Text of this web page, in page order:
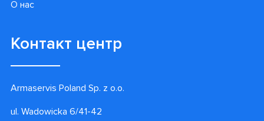
О нас
Контакт центр
Armaservis Poland Sp. z o.o.
ul. Wadowicka 6/41-42